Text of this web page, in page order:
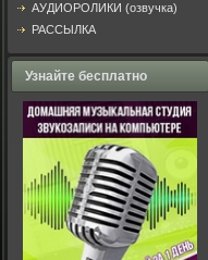
АУДИОРОЛИКИ (озвучка)
РАССЫЛКА
Узнайте бесплатно